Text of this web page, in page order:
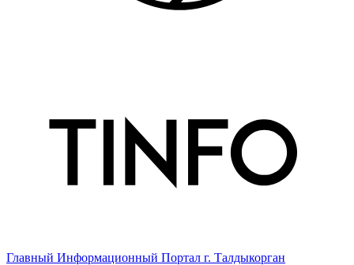
Главный Информационный Портал г. Талдыкорган